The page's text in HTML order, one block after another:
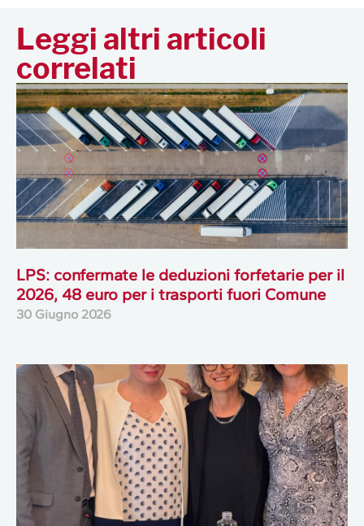
Leggi altri articoli
correlati
LPS: confermate le deduzioni forfetarie per il
2026, 48 euro per i trasporti fuori Comune
30 Giugno 2026